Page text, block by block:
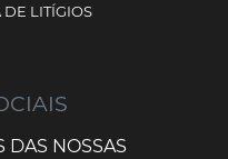
DE LITÍGIOS
DAS NOSSAS